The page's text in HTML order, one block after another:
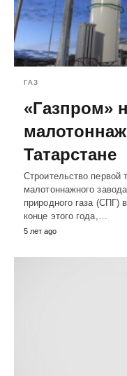
ГАЗ
«Газпром»
Татарстане
Строительство первой
малотоннажного
природного газа (СПГ)
конце этого года,…
5 лет ago